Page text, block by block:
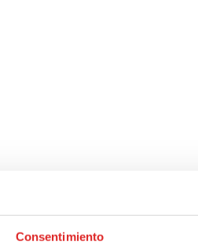
Consentimiento